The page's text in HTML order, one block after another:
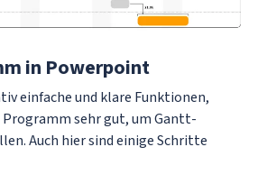
in Powerpoint
einfache und klare Funktionen,
Programm sehr gut, um Gantt-
Auch hier sind einige Schritte